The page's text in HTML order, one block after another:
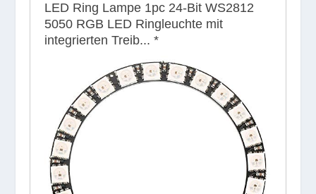
LED Ring Lampe 1pc 24-Bit WS2812
5050 RGB LED Ringleuchte mit
integrierten Treib...*